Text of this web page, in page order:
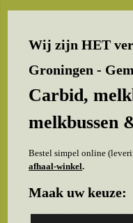
Wij zijn HET
Groningen -
Carbid,
melkbussen
Bestel simpel online
afhaal-winkel.
Maak uw keuze: